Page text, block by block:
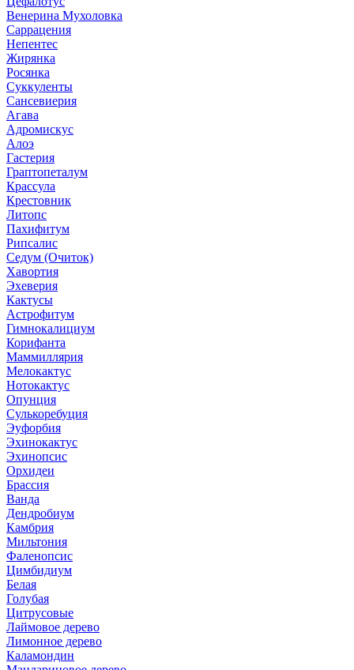
Венерина Мухоловка
Саррацения
Непентес
Жирянка
Росянка
Суккуленты
Сансевиерия
Агава
Адромискус
Алоэ
Гастерия
Граптопеталум
Крассула
Крестовник
Литопс
Пахифитум
Рипсалис
Седум (Очиток)
Хавортия
Эхеверия
Кактусы
Астрофитум
Гимнокалициум
Корифанта
Маммиллярия
Мелокактус
Нотокактус
Опунция
Сулькоребуция
Эуфорбия
Эхинокактус
Эхинопсис
Орхидеи
Брассия
Ванда
Дендробиум
Камбрия
Мильтония
Фаленопсис
Цимбидиум
Белая
Голубая
Цитрусовые
Лаймовое дерево
Лимонное дерево
Каламондин